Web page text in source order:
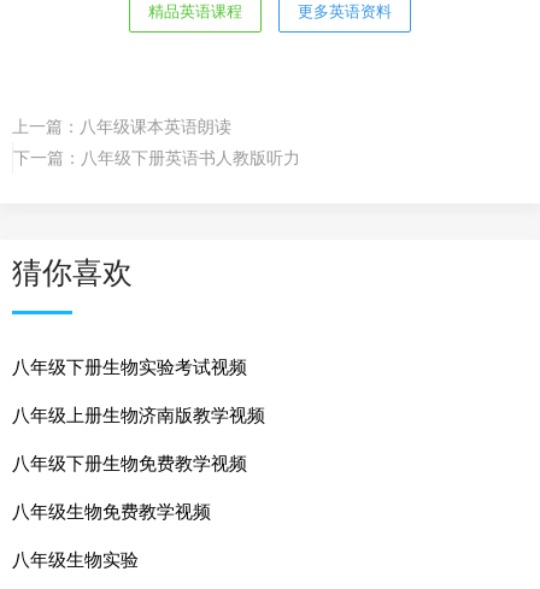
精品英语课程 更多英语资料
上一篇： 八年级课本英语朗读
下一篇： 八年级下册英语书人教版听力
猜你喜欢
八年级下册生物实验考试视频
八年级上册生物济南版教学视频
八年级下册生物免费教学视频
八年级生物免费教学视频
八年级生物实验